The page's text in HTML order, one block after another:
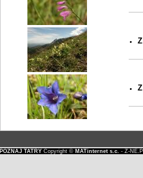
POZNAJ TATRYCopyright © MATinternet s.c. - Z-